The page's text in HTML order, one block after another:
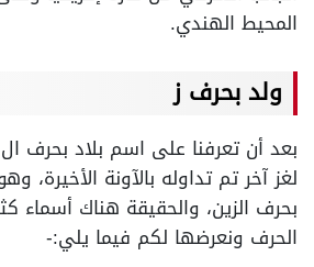
المحيط الهندي.
ولد بحرف ز
بعد أن تعرفنا على اسم بلاد بحرف
لغز آخر تم تداوله بالآونة الأخيرة،
بحرف الزين، والحقيقة هناك أسماء
الحرف ونعرضها لكم فيما يلي:-